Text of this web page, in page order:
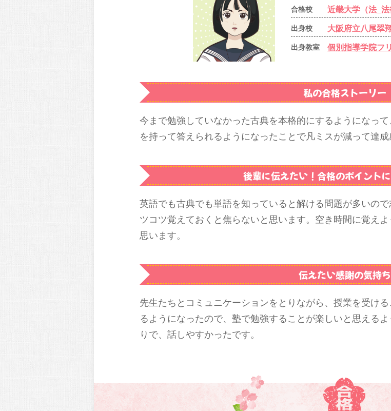
合格校 近畿大学（法_法
出身校 大阪府立八尾翠
出身教室 個別指導学院フ
私の合格ストーリー
今まで勉強していなかった古典を本格的にするようになっ
を持って答えられるようになったことで凡ミスが減って達成
後輩に伝えたい！ 合格のポイント
英語でも古典でも単語を知っていると解ける問題が多いの
ツコツ覚えておくと焦らないと思います。空き時間に覚え
思います。
伝えたい感謝の気持ち
先生たちとコミュニケーションをとりながら、授業を受け
るようになったので、塾で勉強することが楽しいと思える
りで、話しやすかったです。